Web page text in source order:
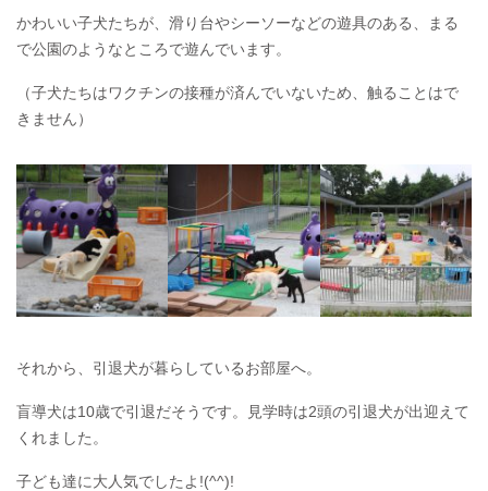
かわいい子犬たちが、滑り台やシーソーなどの遊具のある、まる
で公園のようなところで遊んでいます。
（子犬たちはワクチンの接種が済んでいないため、触ることはで
きません）
それから、引退犬が暮らしているお部屋へ。
盲導犬は10歳で引退だそうです。見学時は2頭の引退犬が出迎えて
くれました。
子ども達に大人気でしたよ!(^^)!